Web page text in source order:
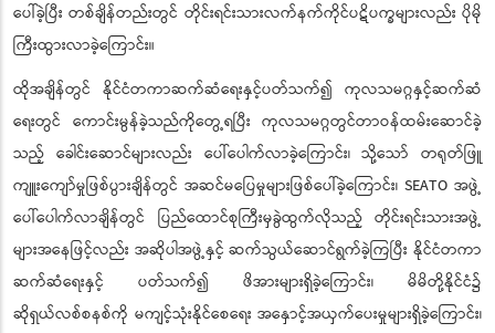
ပေါ်ခဲ့ပြီး တစ်ချိန်တည်းတွင် တိုင်းရင်းသားလက်နက်ကိုင်ပဋိပက္ခများလည်း ပိုမို
ကြီးထွားလာခဲ့ကြောင်း။
ထိုအချိန်တွင် နိုင်ငံတကာဆက်ဆံရေးနှင့်ပတ်သက်၍ ကုလသမဂ္ဂနှင့်ဆက်ဆံ
ရေးတွင် ကောင်းမွန်ခဲ့သည်ကိုတွေ့ရပြီး ကုလသမဂ္ဂတွင်တာဝန်ထမ်းဆောင်ခဲ့
သည့် ခေါင်းဆောင်များလည်း ပေါ်ပေါက်လာခဲ့ကြောင်း၊ သို့သော် တရုတ်ဖြူ
ကျူးကျော်မှုဖြစ်ပွားချိန်တွင် အဆင်မပြေမှုများဖြစ်ပေါ်ခဲ့ကြောင်း၊ SEATO အဖွဲ့
ပေါ်ပေါက်လာချိန်တွင် ပြည်ထောင်စုကြီးမှခွဲထွက်လိုသည့် တိုင်းရင်းသားအဖွဲ့
များအနေဖြင့်လည်း အဆိုပါအဖွဲ့နှင့် ဆက်သွယ်ဆောင်ရွက်ခဲ့ကြပြီး နိုင်ငံတကာ
ဆက်ဆံရေးနှင့် ပတ်သက်၍ ဖိအားများရှိခဲ့ကြောင်း၊ မိမိတို့နိုင်ငံ၌
ဆိုရှယ်လစ်စနစ်ကို မကျင့်သုံးနိုင်စေရေး အနှောင့်အယှက်ပေးမှုများရှိခဲ့ကြောင်း၊